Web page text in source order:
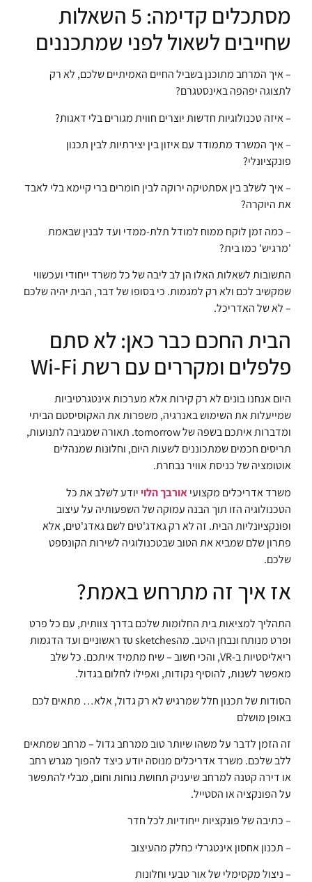
מסתכלים קדימה: 5 השאלות
שחייבים לשאול לפני שמתכננים
– איך המרחב מתוכנן בשביל החיים האמיתיים שלכם, לא רק
לתצוגה יפהפה באינסטגרם?
– איזה טכנולוגיות חדשות יוצרים חווית מגורים בלי דאגות?
– איך המשרד מתמודד עם איזון בין יצירתיות לבין תכנון
פונקציונלי?
– איך לשלב בין אסתטיקה ירוקה לבין חומרים ברי קיימא בלי לאבד
את היוקרה?
– כמה זמן לוקח ממוח למודל תלת-ממדי ועד לבנין שבאמת
'מרגיש' כמו בית?
התשובות לשאלות האלו הן לב ליבה של כל משרד ייחודי ועכשווי
שמקשיב לכם ולא רק למגמות. כי בסופו של דבר, הבית יהיה שלכם
– לא של האדריכל.
הבית החכם כבר כאן: לא סתם
פלפלים ומקררים עם רשת Wi-Fi
היום אנחנו בונים לא רק קירות אלא מערכות אינטגרטיביות
שמייעלות את השימוש באנרגיה, משפרות את האקוסיסטם הביתי
ומדברות איתכם בשפה של tomorrow. תאורה שמגיבה לתנועות,
תריסים חכמים שמתכוננים לשעות היום, וחלונות שמנהלים
אוטומציה של כניסת אוויר נבחרת.
משרד אדריכלים מקצועיאורבך הלוייודע לשלב את כל
הטכנולוגיה הזו תוך הבנה עמוקה של השפעותיה על עיצוב
ופונקציונליות הבית. זה לא רק גאדג'טים לשם גאדג'טים, אלא
פתרון שלם שמביא את הטוב שבטכנולוגיה לשירות הקונספט
שלכם.
אז איך זה מתרחש באמת?
התהליך למציאות בית החלומות שלכם בדרך צוותית, עם כל פרט
ופרט מנותח ונבחן היטב. מהτυ sketches ראשוניים ועד הדגמות
ריאליסטיות ב-VR, והכי חשוב – שיח מתמיד איתכם. כל שלב
מאפשר לשנות, להוסיף נקודות, ואפילו לחלום בגדול.
הסודות של תכנון חלל שמרגיש לא רק גדול, אלא… מתאים לכם
באופן מושלם
זה הזמן לדבר על משהו שיותר טוב ממרחב גדול – מרחב שמתאים
ללב שלכם. משרד אדריכלים מנוסה יודע כיצד להפוך מגרש רחב
או דירה קטנה למרחב שיעניק תחושת נוחות וחום, מבלי להתפשר
על הפונקציה או הסטייל.
– כתיבה של פונקציות ייחודיות לכל חדר
– תכנון אחסון אינטגרלי כחלק מהעיצוב
– ניצול מקסימלי של אור טבעי וחלונות